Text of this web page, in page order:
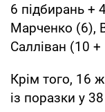
6 підбирань +
Марченко (6),
Салліван (10
Крім того, 16
із поразки у